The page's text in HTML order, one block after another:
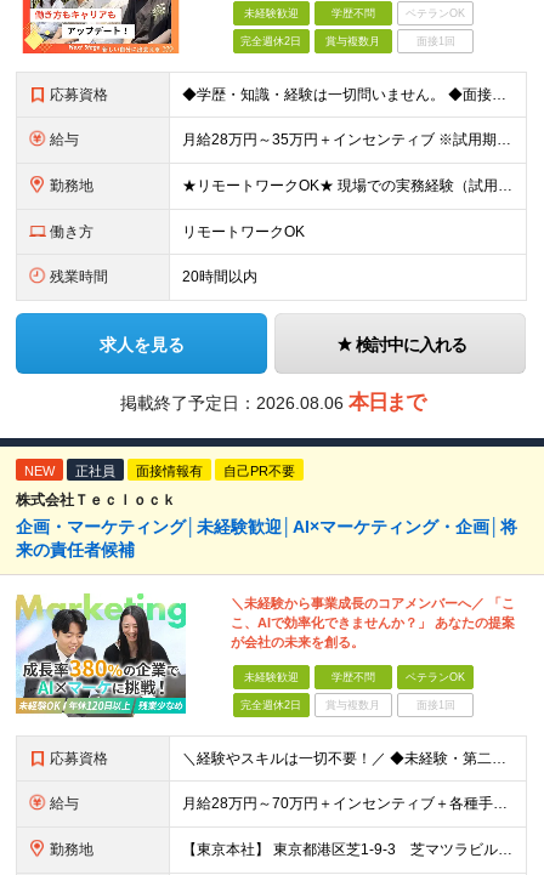
未経験歓迎 学歴不問 ベテランOK
完全週休2日 賞与複数月 面接1回
応募資格 ◆学歴・知識・経験は一切問いません。 ◆面接は「履歴書」「実務経験」「スーツ」不要。 「意欲」「人柄」重視の採用です。 やる気のある方を広く受け入れ、 努力や結果に報いる組織を作ります。 ミスマッ
給与 月給28万円～35万円＋インセンティブ ※試用期間3ヶ月（契約社員）：月給23万円 ※時間外手当は別途全額支給します ◎給与にプラスしてもらえる手当・インセンティブ ■通勤費(規定あり) ■業績手
勤務地 ★リモートワークOK★ 現場での実務経験（試用期間含む）12ヶ月後、基準を満たした方は リモート勤務が可能です！ ※成果状況に応じて出社勤務へ変更となる場合があります。 【本社】 東京都中央区銀座1
働き方 リモートワークOK
残業時間 20時間以内
求人を見る 検討中に入れる
掲載終了予定日： 2026.08.06 本日まで
NEW 正社員 面接情報有 自己PR不要
株式会社Ｔｅｃｌｏｃｋ
企画・マーケティング│未経験歓迎│AI×マーケティング・企画│将
来の責任者候補
＼未経験から事業成長のコアメンバーへ／ 「こ
こ、AIで効率化できませんか？」 あなたの提案
が会社の未来を創る。
未経験歓迎 学歴不問 ベテランOK
完全週休2日 賞与複数月 面接1回
応募資格 ＼経験やスキルは一切不要！／ ◆未経験・第二新卒歓迎 ※学歴不問 ～こんな方を歓迎します～ ◇新しいことを学ぶのが好きな方 ◇AIやマーケティングに興味がある方 ◇自分で考えながら仕事を進めたい方
給与 月給28万円～70万円＋インセンティブ＋各種手当 ※経験・スキルに応じて決定します。 ※試用期間3～6ヶ月／給与と待遇変更なし ※45時間分の固定残業代（73,000円～）を含みます。超過分は全額支
勤務地 【東京本社】 東京都港区芝1-9-3 芝マツラビル4F (変更の範囲)上記を除く当社関連勤務地